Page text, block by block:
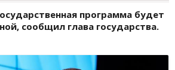
программа будет
сообщил глава государства.